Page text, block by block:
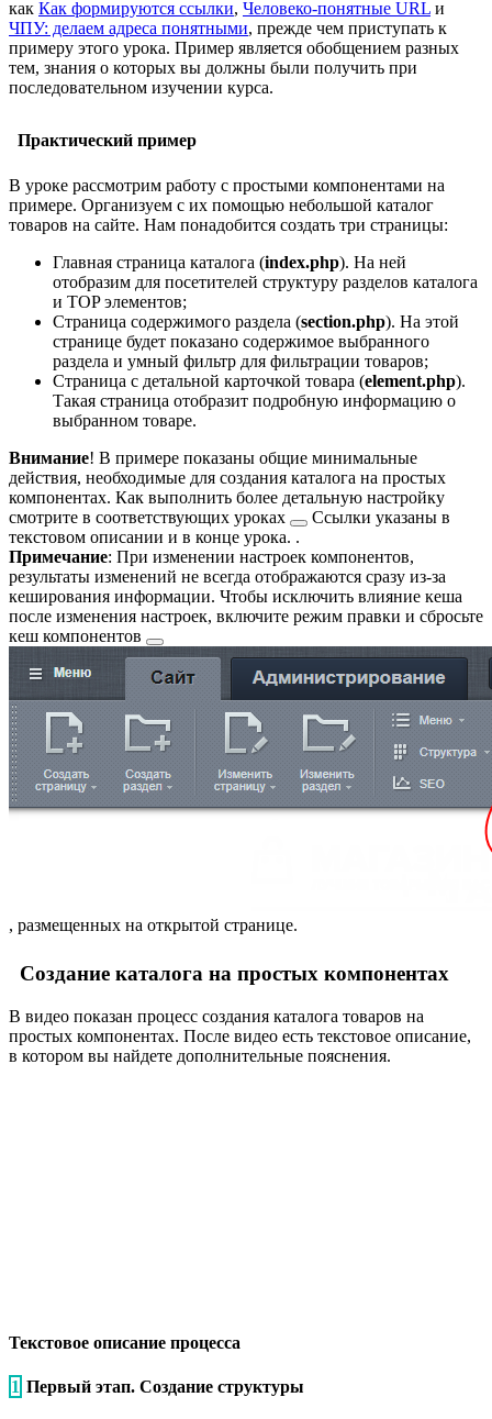
как Как формируются ссылки, Человеко-понятные URL и
ЧПУ: делаем адреса понятными, прежде чем приступать к
примеру этого урока. Пример является обобщением разных
тем, знания о которых вы должны были получить при
последовательном изучении курса.
Практический пример
В уроке рассмотрим работу с простыми компонентами на
примере. Организуем с их помощью небольшой каталог
товаров на сайте. Нам понадобится создать три страницы:
Главная страница каталога (index.php). На ней
отобразим для посетителей структуру разделов каталога
и TOP элементов;
Страница содержимого раздела (section.php). На этой
странице будет показано содержимое выбранного
раздела и умный фильтр для фильтрации товаров;
Страница с детальной карточкой товара (element.php).
Такая страница отобразит подробную информацию о
выбранном товаре.
Внимание! В примере показаны общие минимальные
действия, необходимые для создания каталога на простых
компонентах. Как выполнить более детальную настройку
смотрите в соответствующих уроках
Ссылки указаны в
текстовом описании и в конце урока. .
Примечание: При изменении настроек компонентов,
результаты изменений не всегда отображаются сразу из-за
кеширования информации. Чтобы исключить влияние кеша
после изменения настроек, включите режим правки и сбросьте
кеш компонентов
, размещенных на открытой странице.
Создание каталога на простых компонентах
В видео показан процесс создания каталога товаров на
простых компонентах. После видео есть текстовое описание,
в котором вы найдете дополнительные пояснения.
Текстовое описание процесса
1 Первый этап. Создание структуры